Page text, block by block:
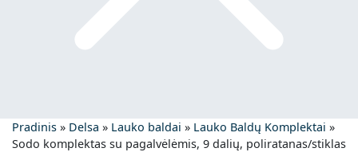
Pradinis » Delsa » Lauko baldai » Lauko Baldų Komplektai »
Sodo komplektas su pagalvėlėmis, 9 dalių, poliratanas/stiklas